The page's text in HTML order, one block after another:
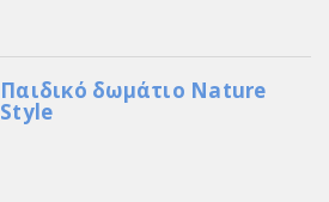
Παιδικό δωμάτιο Nature
Style